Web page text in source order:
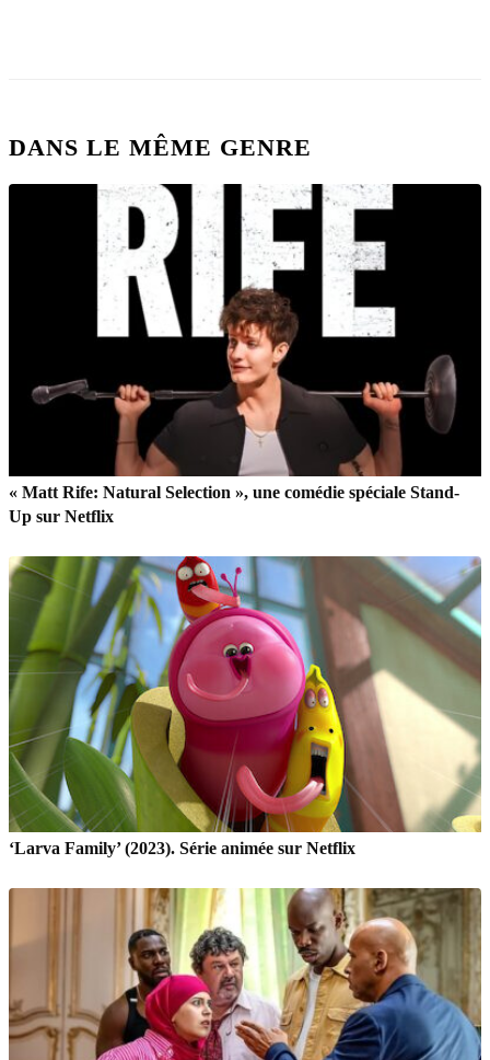
DANS LE MÊME GENRE
« Matt Rife: Natural Selection », une comédie spéciale Stand-
Up sur Netflix
‘Larva Family’ (2023). Série animée sur Netflix